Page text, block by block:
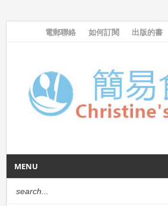
電郵聯絡 如何訂閱 出版的書
MENU